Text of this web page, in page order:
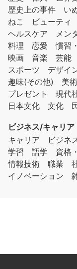
歴史上の事件
い
ねこ
ビューティ
ヘルスケア
メン
料理
恋愛 慣習
映画
音楽 芸能
スポーツ
デザイ
趣味(その他)
美術
プレゼント
現代
日本文化
文化
ビジネス/キャリア
キャリア
ビジネ
学習
語学 資格
情報技術
職業
イノベーション